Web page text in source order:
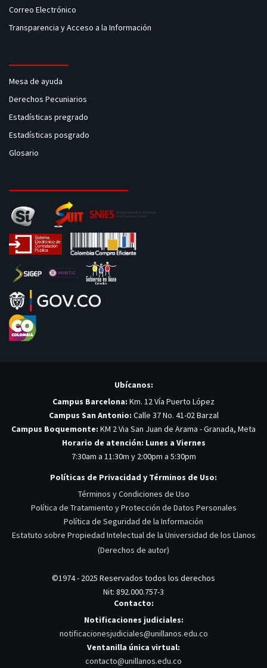
Correo Electrónico
Transparencia y Acceso a la Información
Mesa de ayuda
Derechos Pecuniarios
Estadísticas pregrado
Estadísticas posgrado
Glosario
Ubícanos:
Campus Barcelona: Km. 12 Vía Puerto López
Campus San Antonio: Calle 37 No. 41-02 Barzal
Campus Boquemonte: KM 2 Via San Juan de Arama - Granada, Meta
Horario de atención: Lunes a Viernes
7:30am a 11:30m y 2:00pm a 5:30pm
Políticas de Privacidad y Términos de Uso:
Términos y Condiciones de Uso
Política de Tratamiento y Protección de Datos Personales
Política de Seguridad de la Información
Estatuto sobre Propiedad Intelectual de la Universidad de los Llanos
(Derechos de autor)
©1974 - 2025 Reservados todos los derechos
Nit: 892.000.757-3
Contacto:
Notificaciones judiciales:
notificacionesjudiciales@unillanos.edu.co
Ventanilla única virtual:
contacto@unillanos.edu.co